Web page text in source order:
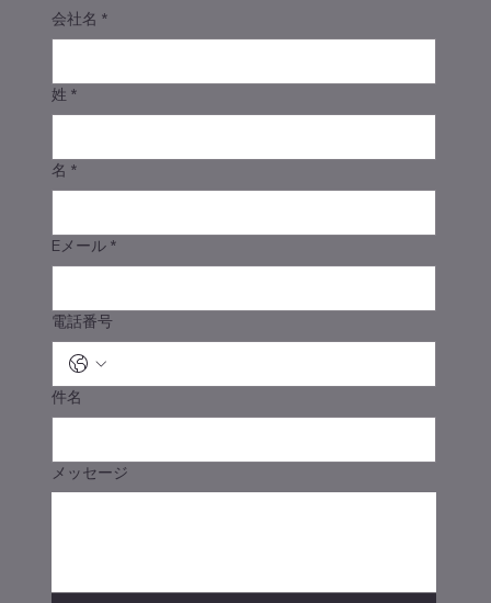
会社名 *
姓 *
名 *
Eメール *
電話番号
件名
メッセージ